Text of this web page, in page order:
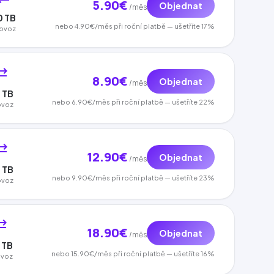
TB
5.90€ /měs Objednat
nebo 4.90€/měs při roční platbě — ušetříte 17%
8.90€ /měs Objednat
nebo 6.90€/měs při roční platbě — ušetříte 22%
12.90€ /měs Objednat
nebo 9.90€/měs při roční platbě — ušetříte 23%
18.90€ /měs Objednat
nebo 15.90€/měs při roční platbě — ušetříte 16%